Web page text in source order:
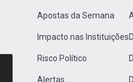
Apostas da Semana
Impacto nas Instituições
Risco Político
Alertas